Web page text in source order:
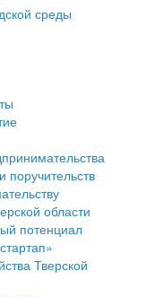
округа
учтенных
малого и
малого и
среды
поручительств
области
потенциал
Тверской